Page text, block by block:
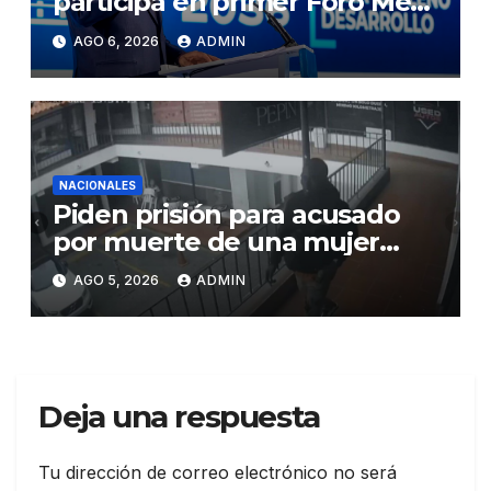
RD 2036 con miras a impulsar
el crecimiento económico,
fortalecer las instituciones y
elevar la productividad
AGO 6, 2026 ADMIN
NACIONALES
Piden prisión para acusado
por muerte de una mujer
durante intento de robo en
plaza comercial en Piantini
AGO 5, 2026 ADMIN
Deja una respuesta
Tu dirección de correo electrónico no será